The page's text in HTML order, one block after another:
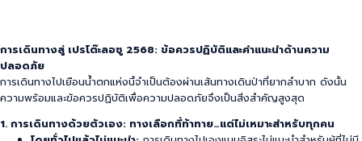
การเดินทางสู่ เปรโต๊ะลอซู 2568: ข้อควรปฏิบัติและคำแนะนำด้านความ
ปลอดภัย
การเดินทางไปเยือนน้ำตกแห่งนี้จำเป็นต้องผ่านเส้นทางเดินป่าที่ยากลำบาก ดังนั้น
ความพร้อมและข้อควรปฏิบัติเพื่อความปลอดภัยจึงเป็นสิ่งสำคัญสูงสุด
1. การเดินทางด้วยตัวเอง: ทางเลือกที่ท้าทาย…แต่ไม่เหมาะสำหรับทุกคน